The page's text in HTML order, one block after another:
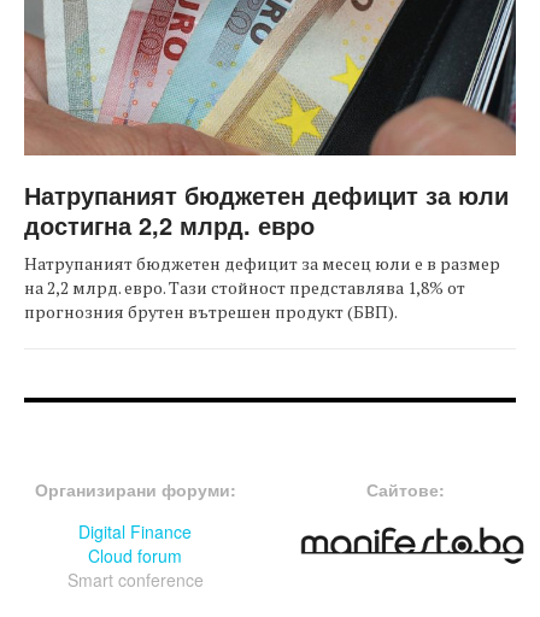
Натрупаният бюджетен дефицит за юли
достигна 2,2 млрд. евро
Натрупаният бюджетен дефицит за месец юли е в размер
на 2,2 млрд. евро. Тази стойност представлява 1,8% от
прогнозния брутен вътрешен продукт (БВП).
Организирани форуми:
Digital Finance
Cloud forum
Smart conference
Сайтове: